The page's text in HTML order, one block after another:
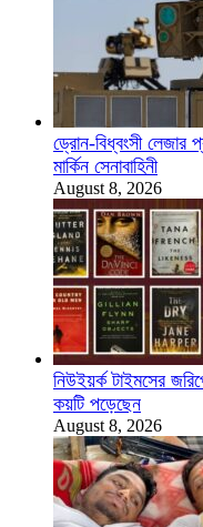
ড্রোন-বিধ্বংসী লেজার
মার্কিন সেনাবাহিনী
August 8, 2026
নিউইয়র্ক টাইমসের
কয়টি পড়েছেন
August 8, 2026